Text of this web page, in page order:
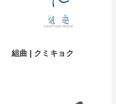
組曲 | クミキョク